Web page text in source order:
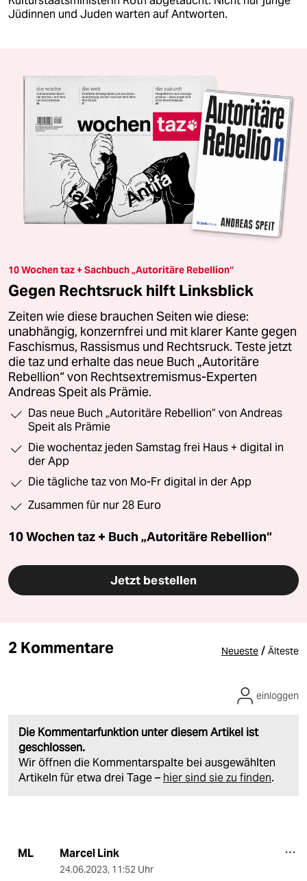
Jüdinnen und Juden warten auf Antworten.
10 Wochen taz + Sachbuch „Autoritäre Rebellion“
Gegen Rechtsruck hilft Linksblick
Zeiten wie diese brauchen Seiten wie diese:
unabhängig, konzernfrei und mit klarer Kante gegen
Faschismus, Rassismus und Rechtsruck. Teste jetzt
die taz und erhalte das neue Buch „Autoritäre
Rebellion“ von Rechtsextremismus-Experten
Andreas Speit als Prämie.
Das neue Buch „Autoritäre Rebellion“ von Andreas
Speit als Prämie
Die wochentaz jeden Samstag frei Haus + digital in
der App
Die tägliche taz von Mo-Fr digital in der App
Zusammen für nur 28 Euro
10 Wochen taz + Buch „Autoritäre Rebellion“
Jetzt bestellen
2 Kommentare Neueste / Älteste
Die Kommentarfunktion unter diesem Artikel ist
geschlossen.
Wir öffnen die Kommentarspalte bei ausgewählten
Artikeln für etwa drei Tage – hier sind sie zu finden.
einloggen
ML Marcel Link
24.06.2023, 11:52 Uhr